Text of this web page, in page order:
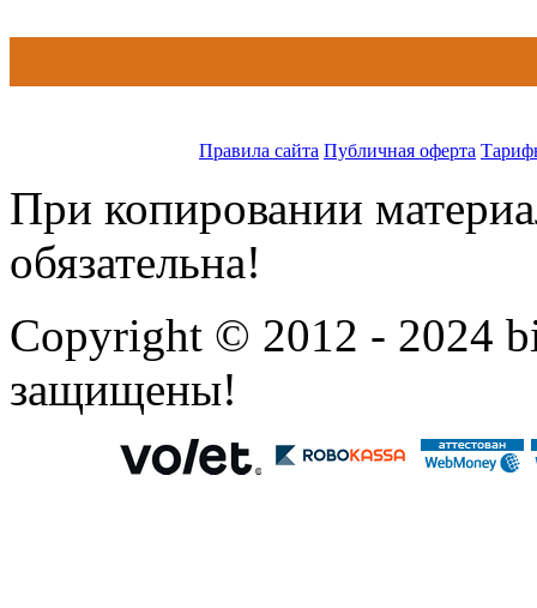
Правила сайта Публичная оферта
При копировании
обязательна!
Copyright © 2012 - 2024
защищены!